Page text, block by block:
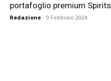
portafoglio premium Spirits
Redazione - 9 Febbraio 2024